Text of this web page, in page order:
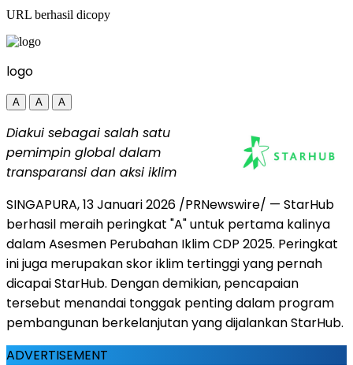
URL berhasil dicopy
logo
A A A
Diakui sebagai salah satu
pemimpin global dalam
transparansi dan aksi iklim
SINGAPURA,13 Januari 2026 /PRNewswire/ — StarHub
berhasil meraih peringkat "A" untuk pertama kalinya
dalam Asesmen Perubahan Iklim CDP 2025. Peringkat
ini juga merupakan skor iklim tertinggi yang pernah
dicapai StarHub. Dengan demikian, pencapaian
tersebut menandai tonggak penting dalam program
pembangunan berkelanjutan yang dijalankan StarHub.
ADVERTISEMENT